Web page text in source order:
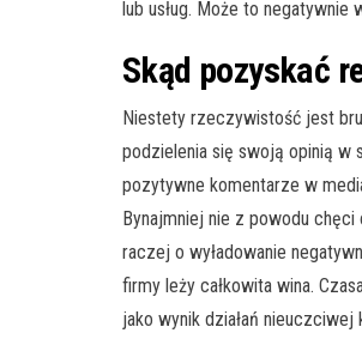
lub usług. Może to negatywnie
Skąd pozyskać
Niestety rzeczywistość jest
podzielenia się swoją opinią w
pozytywne komentarze w
Bynajmniej nie z powodu
raczej o wyładowanie
firmy leży całkowita wina.
jako wynik działań